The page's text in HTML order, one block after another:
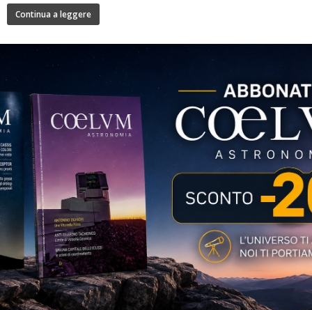
Continua a leggere